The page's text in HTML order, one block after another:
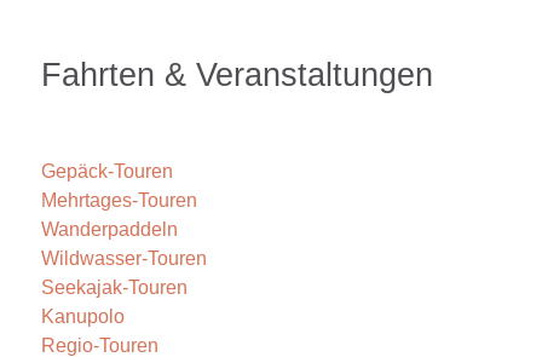
Fahrten & Veranstaltungen
Gepäck-Touren
Mehrtages-Touren
Wanderpaddeln
Wildwasser-Touren
Seekajak-Touren
Kanupolo
Regio-Touren